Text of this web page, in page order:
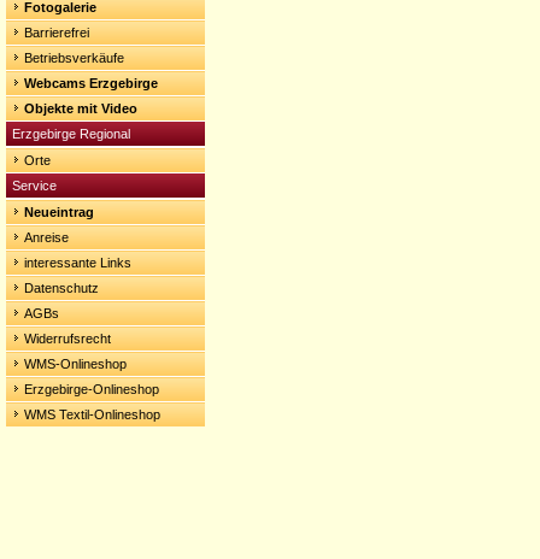
Fotogalerie
Barrierefrei
Betriebsverkäufe
Webcams Erzgebirge
Objekte mit Video
Erzgebirge Regional
Orte
Service
Neueintrag
Anreise
interessante Links
Datenschutz
AGBs
Widerrufsrecht
WMS-Onlineshop
Erzgebirge-Onlineshop
WMS Textil-Onlineshop